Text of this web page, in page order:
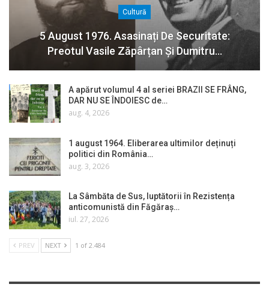
Cultură
5 August 1976. Asasinați De Securitate:
Preotul Vasile Zăpârțan Și Dumitru…
A apărut volumul 4 al seriei BRAZII SE FRÂNG,
DAR NU SE ÎNDOIESC de…
aug. 4, 2026
1 august 1964. Eliberarea ultimilor deținuți
politici din România…
aug. 3, 2026
La Sâmbăta de Sus, luptătorii în Rezistența
anticomunistă din Făgăraș…
iul. 27, 2026
PREV NEXT 1 of 2.484